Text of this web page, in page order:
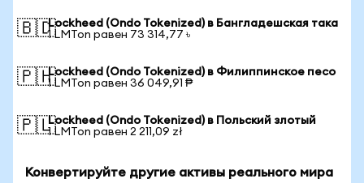
🇧🇩Lockheed (Ondo Tokenized) в Бангладешская така
1 LMTon равен 73 314,77 ৳
🇵🇭Lockheed (Ondo Tokenized) в Филиппинское песо
1 LMTon равен 36 049,91 ₱
🇵🇱Lockheed (Ondo Tokenized) в Польский злотый
1 LMTon равен 2 211,09 zł
Конвертируйте другие активы реального мира